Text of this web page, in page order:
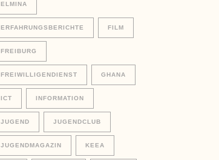
ELMINA
ERFAHRUNGSBERICHTE FILM
FREIBURG
FREIWILLIGENDIENST GHANA
ICT INFORMATION
JUGEND JUGENDCLUB
JUGENDMAGAZIN KEEA